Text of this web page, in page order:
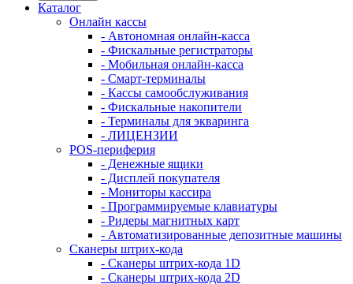
Каталог
Онлайн кассы
- Автономная онлайн-касса
- Фискальные регистраторы
- Мобильная онлайн-касса
- Смарт-терминалы
- Кассы самообслуживания
- Фискальные накопители
- Терминалы для экваринга
- ЛИЦЕНЗИИ
POS-периферия
- Денежные ящики
- Дисплей покупателя
- Мониторы кассира
- Программируемые клавиатуры
- Ридеры магнитных карт
- Автоматизированные депозитные машины
Сканеры штрих-кода
- Сканеры штрих-кода 1D
- Сканеры штрих-кода 2D